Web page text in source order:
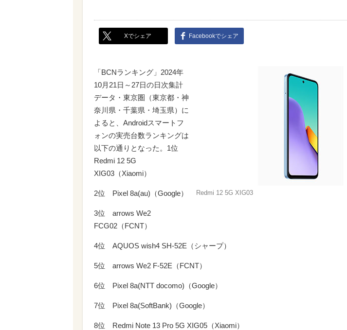
Xでシェア Facebookでシェア
Redmi 12 5G XIG03
「BCNランキング」2024年
10月21日～27日の日次集計
データ・東京圏（東京都・神
奈川県・千葉県・埼玉県）に
よると、Androidスマートフ
ォンの実売台数ランキングは
以下の通りとなった。1位
Redmi 12 5G
XIG03（Xiaomi）
2位 Pixel 8a(au)（Google）
3位 arrows We2
FCG02（FCNT）
4位 AQUOS wish4 SH-52E（シャープ）
5位 arrows We2 F-52E（FCNT）
6位 Pixel 8a(NTT docomo)（Google）
7位 Pixel 8a(SoftBank)（Google）
8位 Redmi Note 13 Pro 5G XIG05（Xiaomi）